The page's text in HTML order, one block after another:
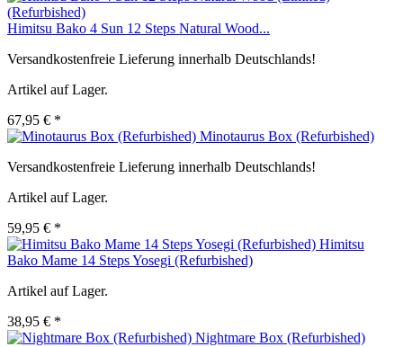
Himitsu Bako 4 Sun 12 Steps Natural Wood...
Versandkostenfreie Lieferung innerhalb Deutschlands!
Artikel auf Lager.
67,95 € *
Minotaurus Box (Refurbished)
Versandkostenfreie Lieferung innerhalb Deutschlands!
Artikel auf Lager.
59,95 € *
Himitsu
Bako Mame 14 Steps Yosegi (Refurbished)
Artikel auf Lager.
38,95 € *
Nightmare Box (Refurbished)